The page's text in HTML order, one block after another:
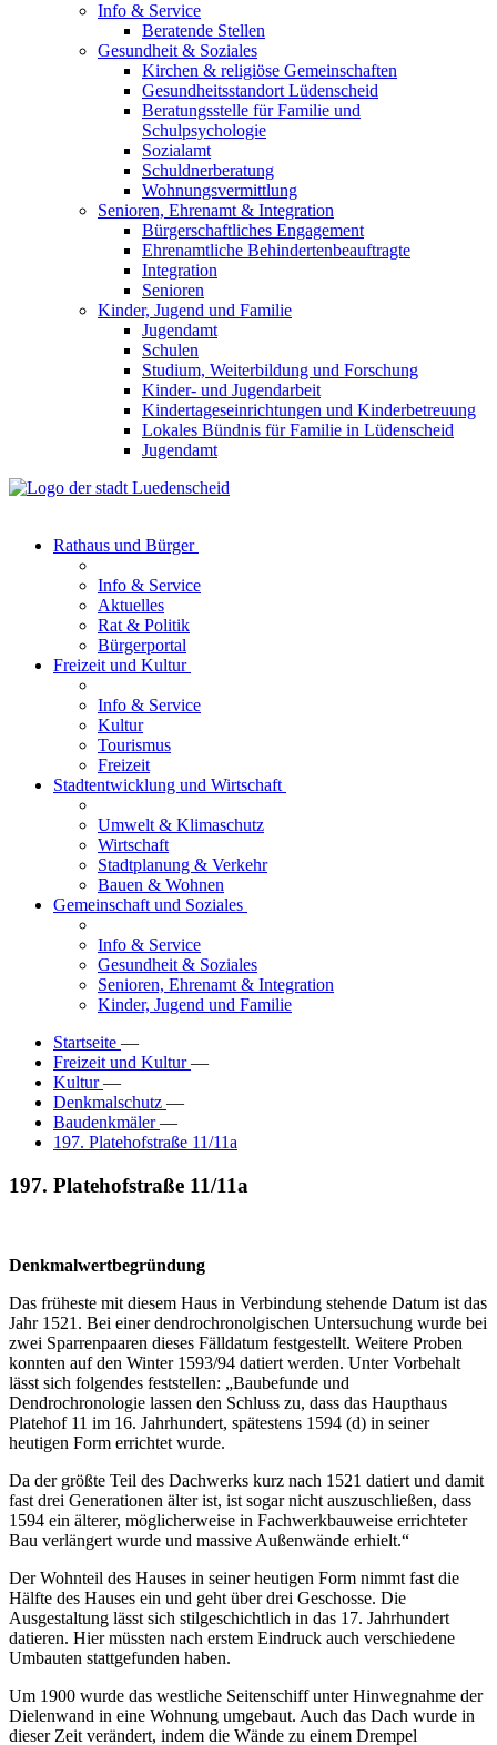
Info & Service
Beratende Stellen
Gesundheit & Soziales
Kirchen & religiöse Gemeinschaften
Gesundheitsstandort Lüdenscheid
Beratungsstelle für Familie und
Schulpsychologie
Sozialamt
Schuldnerberatung
Wohnungsvermittlung
Senioren, Ehrenamt & Integration
Bürgerschaftliches Engagement
Ehrenamtliche Behindertenbeauftragte
Integration
Senioren
Kinder, Jugend und Familie
Jugendamt
Schulen
Studium, Weiterbildung und Forschung
Kinder- und Jugendarbeit
Kindertageseinrichtungen und Kinderbetreuung
Lokales Bündnis für Familie in Lüdenscheid
Jugendamt
Rathaus und Bürger
Info & Service
Aktuelles
Rat & Politik
Bürgerportal
Freizeit und Kultur
Info & Service
Kultur
Tourismus
Freizeit
Stadtentwicklung und Wirtschaft
Umwelt & Klimaschutz
Wirtschaft
Stadtplanung & Verkehr
Bauen & Wohnen
Gemeinschaft und Soziales
Info & Service
Gesundheit & Soziales
Senioren, Ehrenamt & Integration
Kinder, Jugend und Familie
Startseite —
Freizeit und Kultur—
Kultur—
Denkmalschutz —
Baudenkmäler—
197. Platehofstraße 11/11a
197. Platehofstraße 11/11a
Denkmalwertbegründung
Das früheste mit diesem Haus in Verbindung stehende Datum ist das
Jahr 1521. Bei einer dendrochronolgischen Untersuchung wurde bei
zwei Sparrenpaaren dieses Fälldatum festgestellt. Weitere Proben
konnten auf den Winter 1593/94 datiert werden. Unter Vorbehalt
lässt sich folgendes feststellen: „Baubefunde und
Dendrochronologie lassen den Schluss zu, dass das Haupthaus
Platehof 11 im 16. Jahrhundert, spätestens 1594 (d) in seiner
heutigen Form errichtet wurde.
Da der größte Teil des Dachwerks kurz nach 1521 datiert und damit
fast drei Generationen älter ist, ist sogar nicht auszuschließen, dass
1594 ein älterer, möglicherweise in Fachwerkbauweise errichteter
Bau verlängert wurde und massive Außenwände erhielt.“
Der Wohnteil des Hauses in seiner heutigen Form nimmt fast die
Hälfte des Hauses ein und geht über drei Geschosse. Die
Ausgestaltung lässt sich stilgeschichtlich in das 17. Jahrhundert
datieren. Hier müssten nach erstem Eindruck auch verschiedene
Umbauten stattgefunden haben.
Um 1900 wurde das westliche Seitenschiff unter Hinwegnahme der
Dielenwand in eine Wohnung umgebaut. Auch das Dach wurde in
dieser Zeit verändert, indem die Wände zu einem Drempel